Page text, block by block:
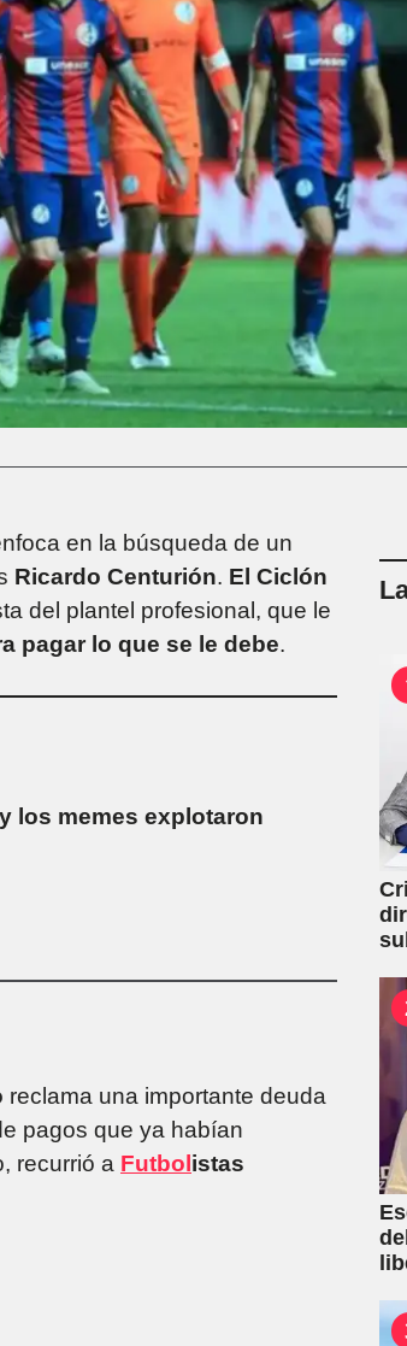
en la búsqueda de un
Ricardo Centurión. El Ciclón
del plantel profesional, que le
pagar lo que se le debe.
los memes explotaron
reclama una importante deuda
pagos que ya habían
recurrió a Futbolistas